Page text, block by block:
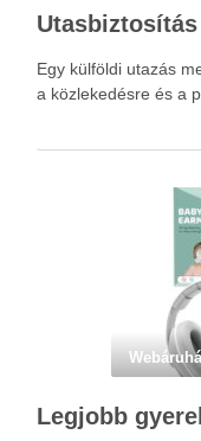
Egy külföldi utazás
a közlekedésre és a